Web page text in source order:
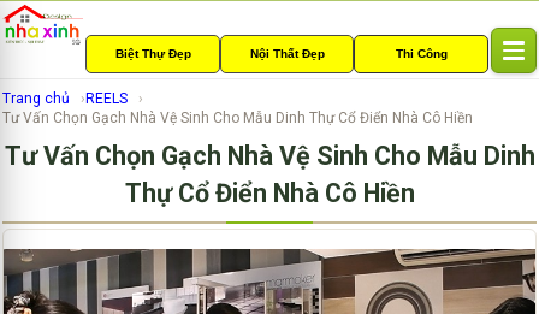
Biệt Thự Đẹp Nội Thất Đẹp Thi Công
l
a
v
g
Trang chủ
REELS
Tư Vấn Chọn Gạch Nhà Vệ Sinh Cho Mẫu Dinh Thự Cổ Điển Nhà Cô Hiền
Tư Vấn Chọn Gạch Nhà Vệ Sinh Cho Mẫu Dinh
Thự Cổ Điển Nhà Cô Hiền